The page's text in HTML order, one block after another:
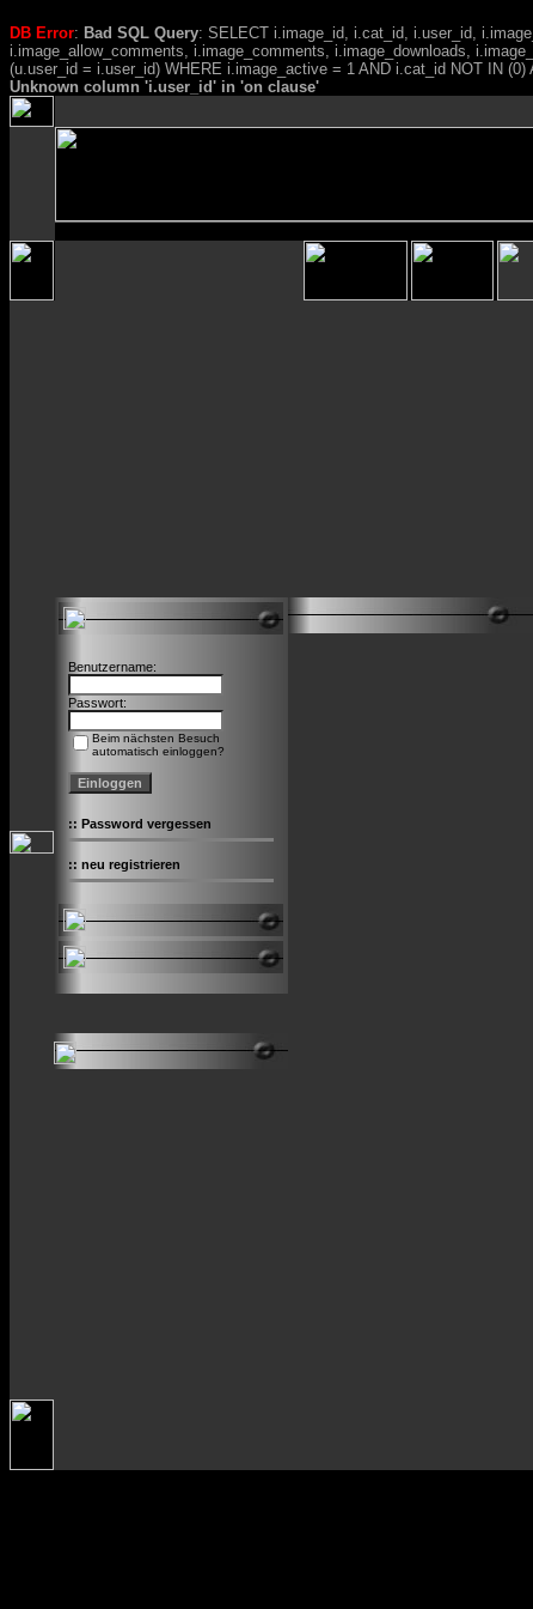
DB Error: Bad SQL Query: SELECT i.image_id, i.cat_id, i.user_id,
i.image_allow_comments, i.image_comments, i.image_downloads,
(u.user_id = i.user_id) WHERE i.image_active = 1 AND i.cat_id NOT IN
Unknown column 'i.user_id' in 'on clause'
Benutzername:
Passwort:
Beim nächsten Besuch
automatisch einloggen?
:: Password vergessen
:: neu registrieren